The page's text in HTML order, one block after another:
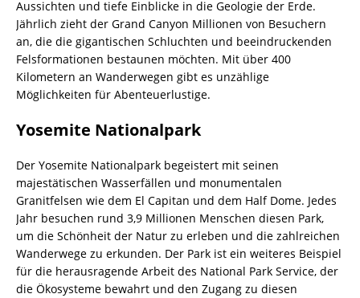
Aussichten und tiefe Einblicke in die Geologie der Erde.
Jährlich zieht der Grand Canyon Millionen von Besuchern
an, die die gigantischen Schluchten und beeindruckenden
Felsformationen bestaunen möchten. Mit über 400
Kilometern an Wanderwegen gibt es unzählige
Möglichkeiten für Abenteuerlustige.
Yosemite Nationalpark
Der Yosemite Nationalpark begeistert mit seinen
majestätischen Wasserfällen und monumentalen
Granitfelsen wie dem El Capitan und dem Half Dome. Jedes
Jahr besuchen rund 3,9 Millionen Menschen diesen Park,
um die Schönheit der Natur zu erleben und die zahlreichen
Wanderwege zu erkunden. Der Park ist ein weiteres Beispiel
für die herausragende Arbeit des National Park Service, der
die Ökosysteme bewahrt und den Zugang zu diesen